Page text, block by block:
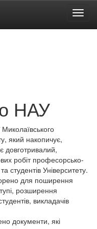
НАУ
Миколаївського
який накопичує,
довготривалий,
робіт професорсько-
студентів Університету.
для поширення
розширення
викладачів
документи, які